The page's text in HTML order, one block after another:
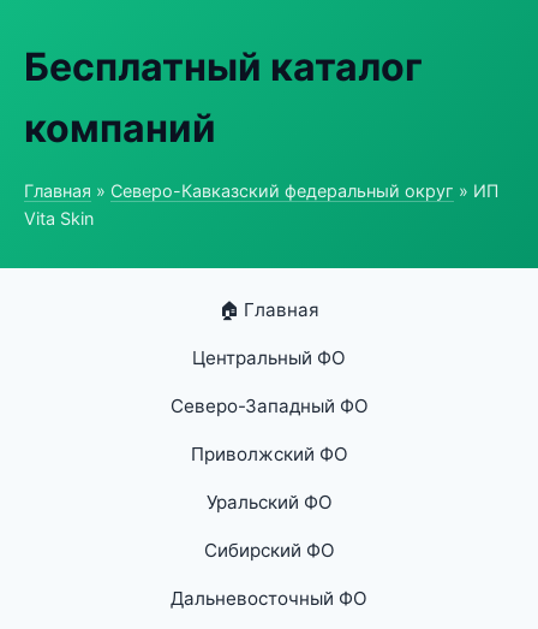
Бесплатный каталог
компаний
Главная » Северо-Кавказский федеральный округ » ИП
Vita Skin
🏠 Главная
Центральный ФО
Северо-Западный ФО
Приволжский ФО
Уральский ФО
Сибирский ФО
Дальневосточный ФО